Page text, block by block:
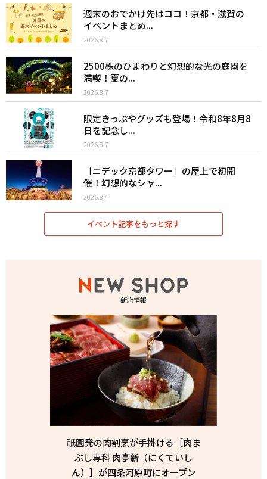
週末のおでかけ先はココ！京都・滋賀の
イベントまとめ...
2026.8.7
2500株のひまわりと幻想的な光の庭園を
満喫！夏の...
2026.8.7
限定きっぷやグッズも登場！令和8年8月8
日を記念し...
2026.8.7
［ニデック京都タワー］の屋上で初開
催！幻想的なシャ...
2026.8.4
イベント記事をもっと探す
新店情報
祇園発の肉割烹が手掛ける［肉ま
ぶし専科 肉亭新（にくていし
ん）］が四条河原町にオープン